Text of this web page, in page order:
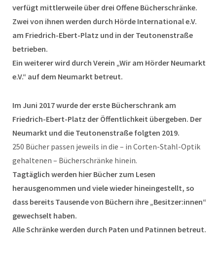
verfügt mittlerweile über drei Offene Bücherschränke.
Zwei von ihnen werden durch Hörde International e.V.
am Friedrich-Ebert-Platz und in der Teutonenstraße
betrieben.
Ein weiterer wird durch Verein „Wir am Hörder Neumarkt
e.V.“ auf dem Neumarkt betreut.
Im Juni 2017 wurde der erste Bücherschrank am
Friedrich-Ebert-Platz der Öffentlichkeit übergeben. Der
Neumarkt und die Teutonenstraße folgten 2019.
250 Bücher passen jeweils in die – in Corten-Stahl-Optik
gehaltenen – Bücherschränke hinein.
Tagtäglich werden hier Bücher zum Lesen
herausgenommen und viele wieder hineingestellt, so
dass bereits Tausende von Büchern ihre „Besitzer:innen“
gewechselt haben.
Alle Schränke werden durch Paten und Patinnen betreut.